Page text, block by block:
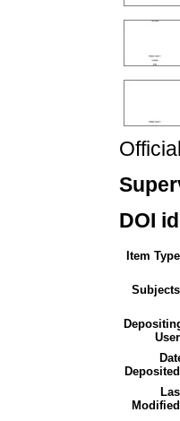
DOI
Item